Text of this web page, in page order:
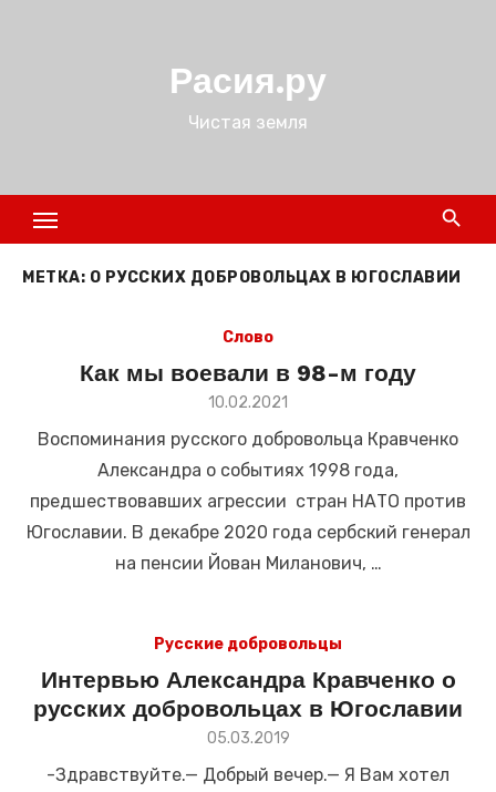
Расия.ру
Чистая земля
МЕТКА: О РУССКИХ ДОБРОВОЛЬЦАХ В ЮГОСЛАВИИ
Слово
Как мы воевали в 98-м году
Размещено
10.02.2021
Воспоминания русского добровольца Кравченко
Александра о событиях 1998 года,
предшествовавших агрессии стран НАТО против
Югославии. В декабре 2020 года сербский генерал
на пенсии Йован Миланович, …
Русские добровольцы
Интервью Александра Кравченко о
русских добровольцах в Югославии
Размещено
05.03.2019
-Здравствуйте.— Добрый вечер.— Я Вам хотел